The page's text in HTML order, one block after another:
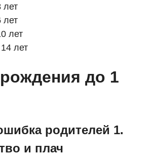
лет
лет
лет
лет
до 1
родителей 1.
и плач